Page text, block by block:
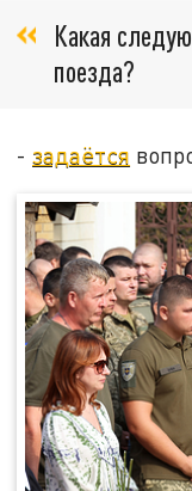
Какая
поезда?
-задаётся